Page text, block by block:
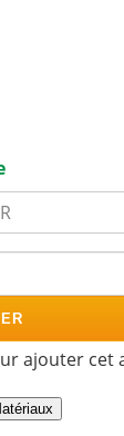
ajouter cet